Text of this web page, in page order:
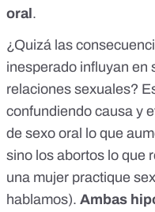
oral.
¿Quizá las
inesperado influyan en
relaciones sexuales?
confundiendo causa y
de sexo oral lo que
sino los abortos lo que
una mujer practique
hablamos). Ambas